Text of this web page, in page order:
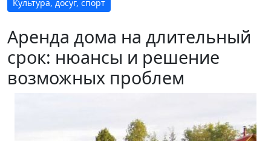
Культура, досуг, спорт
Аренда дома на длительный
срок: нюансы и решение
возможных проблем